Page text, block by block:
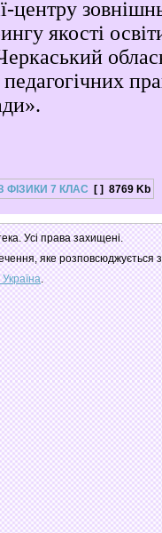
центру
якості
ФІЗИКИ 7 КЛАС [ ] 8769 Kb
Усі права захищені.
яке розповсюджується
.